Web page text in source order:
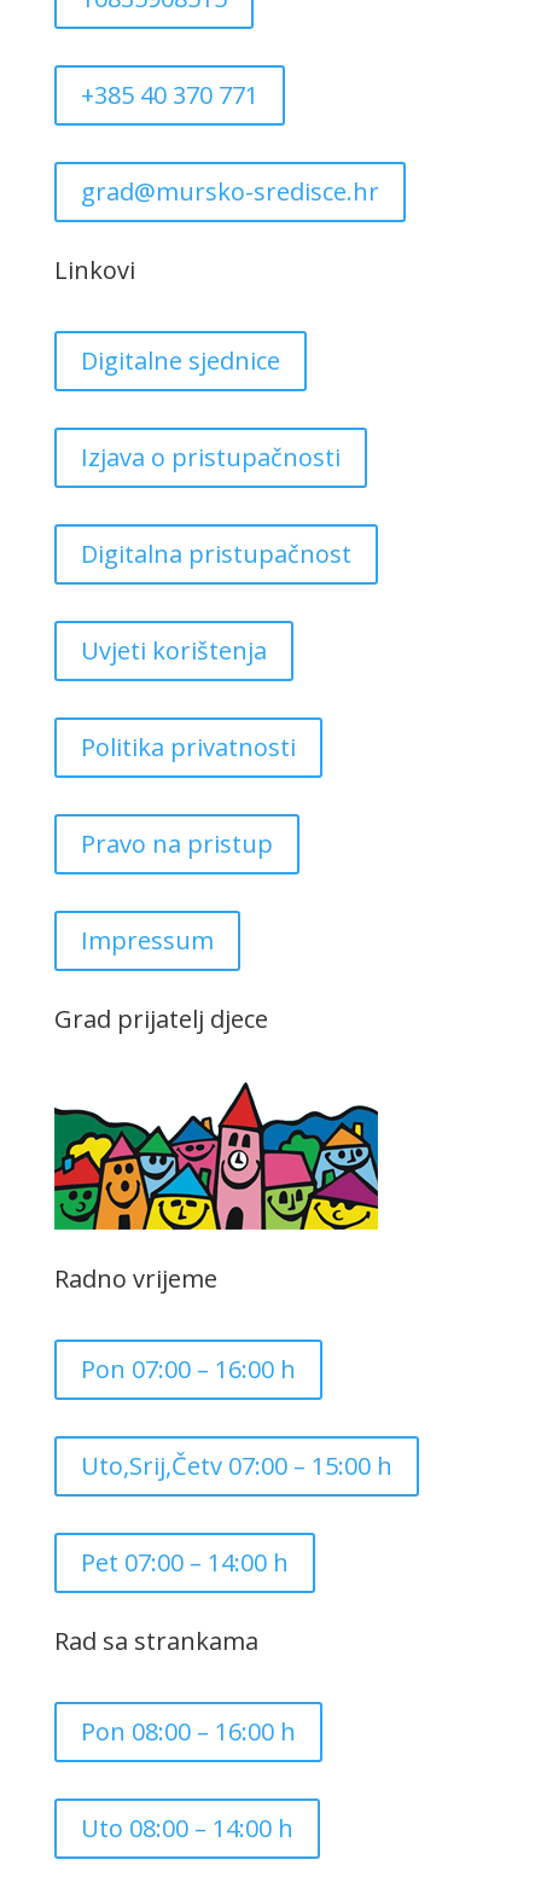
+385 40 370 771
grad@mursko-sredisce.hr
Linkovi
Digitalne sjednice
Izjava o pristupačnosti
Digitalna pristupačnost
Uvjeti korištenja
Politika privatnosti
Pravo na pristup
Impressum
Grad prijatelj djece
Radno vrijeme
Pon 07:00 – 16:00 h
Uto,Srij,Četv 07:00 – 15:00 h
Pet 07:00 – 14:00 h
Rad sa strankama
Pon 08:00 – 16:00 h
Uto 08:00 – 14:00 h